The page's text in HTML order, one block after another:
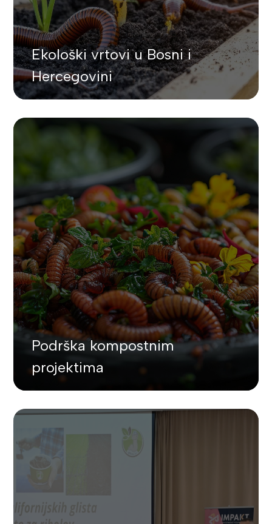
Ekološki vrtovi u Bosni i
Hercegovini
Podrška kompostnim
projektima